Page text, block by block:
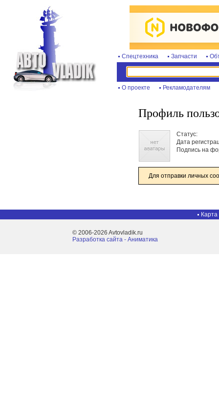
Спецтехника Запчасти
О проекте Рекламодателям
Профиль
Статус:
Дата
Подпись на
Для отправки личных
Карта
© 2006-2026 Avtovladik.ru
Разработка сайта - Aниматика